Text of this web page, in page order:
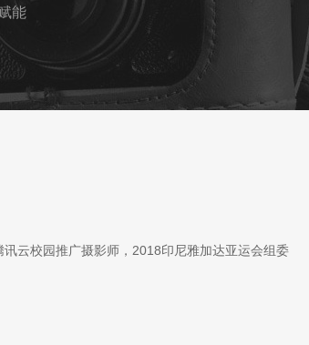
能
云校园推广摄影师，2018印尼雅加达亚运会组委